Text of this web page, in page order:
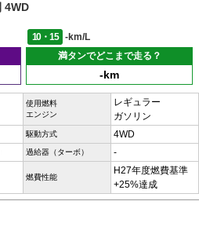
4WD
10・15
-km/L
満タンでどこまで走る？
-km
使用燃料
エンジン
レギュラー
ガソリン
駆動方式 4WD
過給器（ターボ） -
燃費性能
H27年度燃費基準
+25%達成